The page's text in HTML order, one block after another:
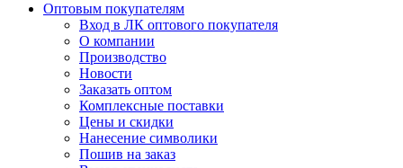
Оптовым покупателям
Вход в ЛК оптового покупателя
О компании
Производство
Новости
Заказать оптом
Комплексные поставки
Цены и скидки
Нанесение символики
Пошив на заказ